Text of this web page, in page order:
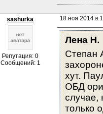
sashurka
Репутация: 0
Сообщений: 1
18 ноя 2014 в
Лена Н.
Степан
хут.
ОБД
случае,
только